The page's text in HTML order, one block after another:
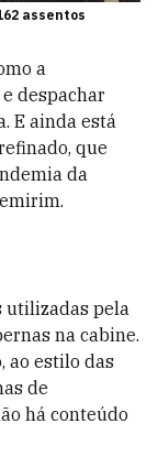
assentos
a
despachar
E ainda está
que
da
utilizadas pela
na cabine.
ao estilo das
de
há conteúdo